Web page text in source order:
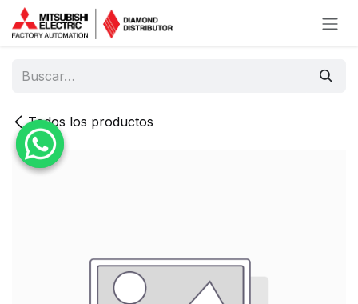
Ir al contenido
Todos los productos